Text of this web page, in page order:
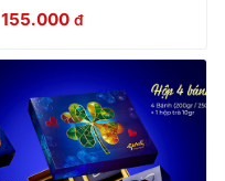
155.000 đ